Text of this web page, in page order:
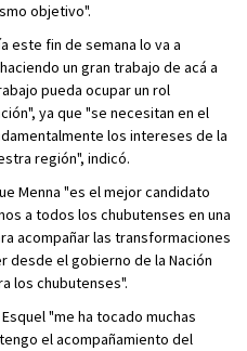
objetivo".
este fin de semana lo va a
un gran trabajo de acá a
pueda ocupar un rol
ya que "se necesitan en el
los intereses de la
región", indicó.
Menna "es el mejor candidato
a todos los chubutenses en una
acompañar las transformaciones
desde el gobierno de la Nación
los chubutenses".
"me ha tocado muchas
el acompañamiento del